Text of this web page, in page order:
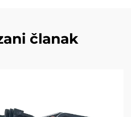
članak